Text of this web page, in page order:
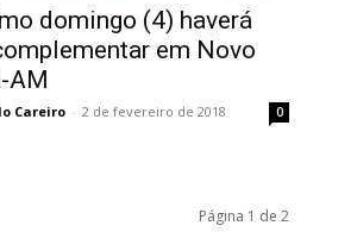
domingo (4) haverá
em Novo
AM
Careiro - 2 de fevereiro de 2018 0
Página 1 de 2